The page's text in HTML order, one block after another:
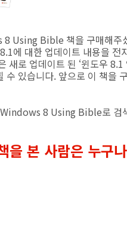
Using Bible 책을 구매해주
에 대한 업데이트 내용을
새로 업데이트 된 ‘윈도우
수 있습니다. 앞으로 이 책을
8 Using Bible로 검
을 본 사람은 누구